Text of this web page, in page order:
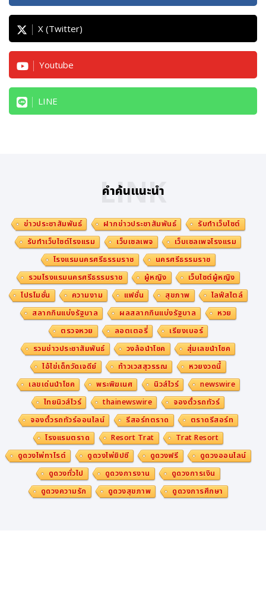
X (Twitter)
Youtube
LINE
คำค้นแนะนำ
LINK
ข่าวประชาสัมพันธ์ ฝากข่าวประชาสัมพันธ์
รับทำเว็บไซต์
รับทำเว็บไซต์โรงแรม
เว็บเซลเพจ
เว็บเซลเพจโรงแรม
โรงแรมนครศรีธรรมราช
นครศรีธรรมราช
รวมโรงแรมนครศรีธรรมราช
ผู้หญิง
เว็บไซต์ผู้หญิง
โปรโมชั่น
ความงาม แฟชั่น สุขภาพ
ไลฟ์สไตล์
สลากกินแบ่งรัฐบาล
ผลสลากกินแบ่งรัฐบาล
หวย
ตรวจหวย
ลอตเตอรี่
เรียงเบอร์
รวมข่าวประชาสัมพันธ์
วงล้อนำโชค
สุ่มเลขนำโชค
ไอ้ไข่เด็กวัดเจดีย์
ท้าวเวสสุวรรณ
หวยงวดนี้
เลขเด่นนำโชค
พระพิฆเนศ นิวส์ไวร์
newswire
ไทยนิวส์ไวร์
thainewswire
จองตั๋วรถทัวร์
จองตั๋วรถทัวร์ออนไลน์
รีสอร์ทตราด
ตราดรีสอร์ท
โรงแรมตราด
Resort Trat
Trat Resort
ดูดวงไพ่ทาโรต์
ดูดวงไพ่ยิปซี ดูดวงฟรี
ดูดวงออนไลน์
ดูดวงทั่วไป
ดูดวงการงาน
ดูดวงการเงิน
ดูดวงความรัก
ดูดวงสุขภาพ ดูดวงการศึกษา